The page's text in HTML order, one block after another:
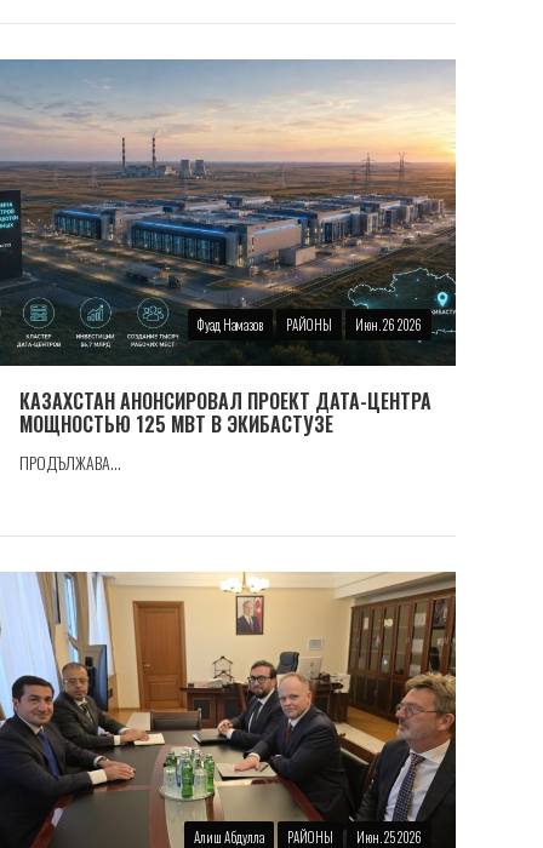
Фуад Намазов РАЙОНЫ Июн. 26 2026
КАЗАХСТАН АНОНСИРОВАЛ ПРОЕКТ ДАТА-ЦЕНТРА
МОЩНОСТЬЮ 125 МВТ В ЭКИБАСТУЗЕ
ПРОДЪЛЖАВА...
Алиш Абдулла РАЙОНЫ Июн. 25 2026